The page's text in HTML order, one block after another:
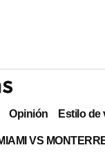
Opinión Estilo de
VS